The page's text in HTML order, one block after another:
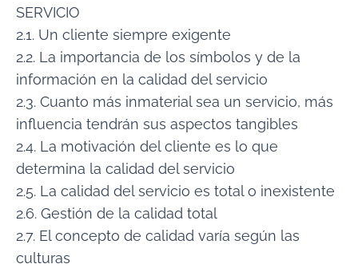
SERVICIO
2.1. Un cliente siempre exigente
2.2. La importancia de los símbolos y de la
información en la calidad del servicio
2.3. Cuanto más inmaterial sea un servicio, más
influencia tendrán sus aspectos tangibles
2.4. La motivación del cliente es lo que
determina la calidad del servicio
2.5. La calidad del servicio es total o inexistente
2.6. Gestión de la calidad total
2.7. El concepto de calidad varía según las
culturas